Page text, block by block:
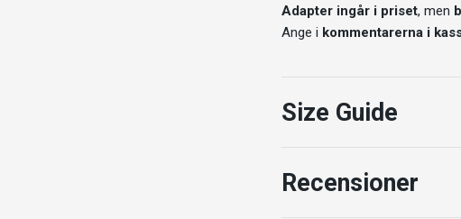
Adapter ingår i priset, men
Ange i kommentarerna i
Size Guide
Recensioner